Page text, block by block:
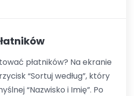
płatników? Na ekranie
“Sortuj według”, który
“Nazwisko i Imię”. Po